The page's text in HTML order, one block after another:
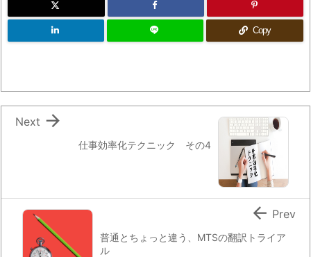
Copy
仕事効率化テクニック その4

Next
普通とちょっと違う、MTSの翻訳トライア
ル
 Prev